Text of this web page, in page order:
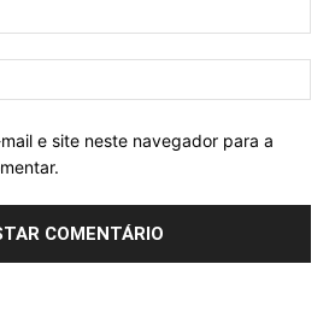
e site neste navegador para a